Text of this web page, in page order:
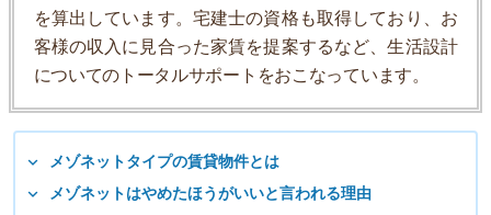
を算出しています。宅建士の資格も取得しており、お
客様の収入に見合った家賃を提案するなど、生活設計
についてのトータルサポートをおこなっています。
メゾネットタイプの賃貸物件とは
メゾネットはやめたほうがいいと言われる理由